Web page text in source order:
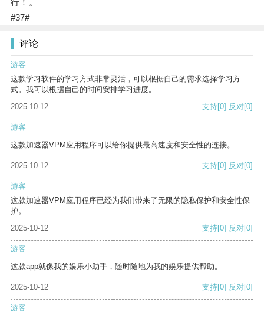
行！。
#37#
评论
游客
这款学习软件的学习方式非常灵活，可以根据自己的需求选择学习方
式。我可以根据自己的时间安排学习进度。
2025-10-12
支持[0] 反对[0]
游客
这款加速器VPM应用程序可以给你提供最高速度和安全性的连接。
2025-10-12 支持[0] 反对[0]
游客
这款加速器VPM应用程序已经为我们带来了无限的隐私保护和安全性保
护。
2025-10-12
支持[0] 反对[0]
游客
这款app就像我的娱乐小助手，随时随地为我的娱乐提供帮助。
2025-10-12 支持[0] 反对[0]
游客